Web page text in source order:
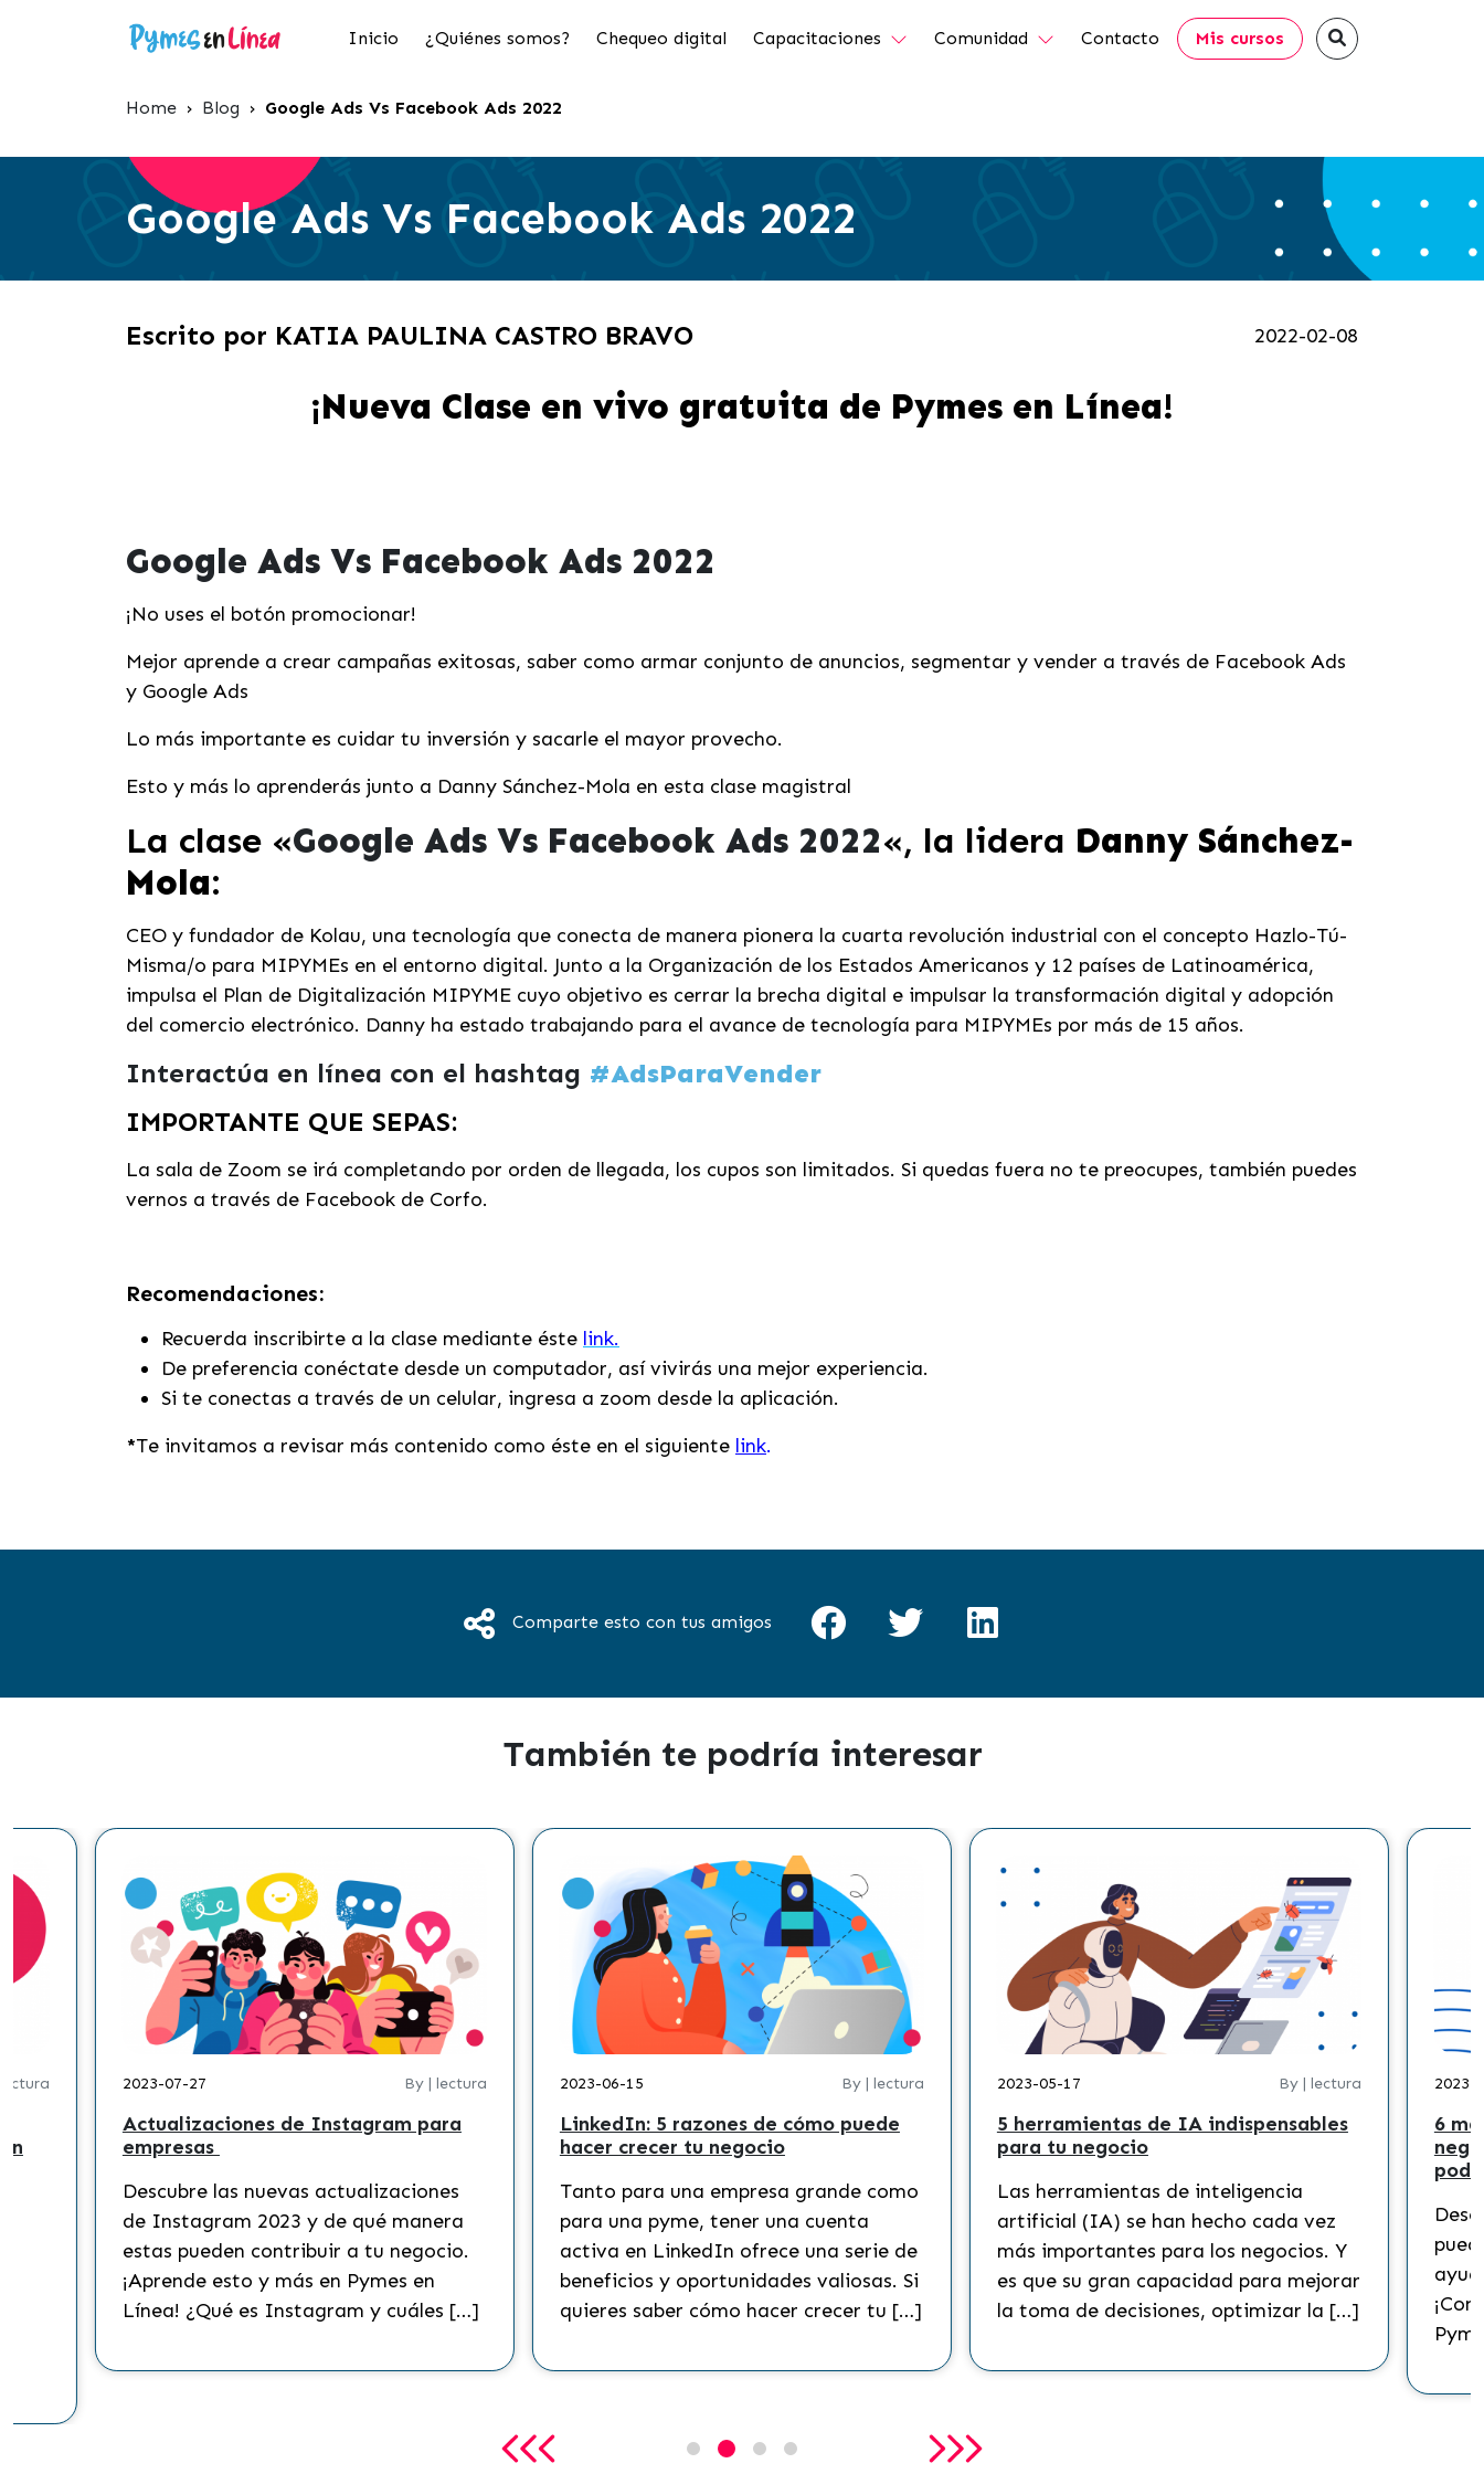
Inicio ¿Quiénes somos? Chequeo digital Capacitaciones Comunidad Contacto Mis cursos
Home › Blog › Google Ads Vs Facebook Ads 2022
Google Ads Vs Facebook Ads 2022
Escrito por KATIA PAULINA CASTRO BRAVO 2022-02-08
¡Nueva Clase en vivo gratuita de Pymes en Línea!
Google Ads Vs Facebook Ads 2022
¡No uses el botón promocionar!
Mejor aprende a crear campañas exitosas, saber como armar conjunto de anuncios, segmentar y vender a través de Facebook Ads
y Google Ads
Lo más importante es cuidar tu inversión y sacarle el mayor provecho.
Esto y más lo aprenderás junto a Danny Sánchez-Mola en esta clase magistral
La clase «Google Ads Vs Facebook Ads 2022«, la lidera Danny Sánchez-
Mola:
CEO y fundador de Kolau, una tecnología que conecta de manera pionera la cuarta revolución industrial con el concepto Hazlo-Tú-
Misma/o para MIPYMEs en el entorno digital. Junto a la Organización de los Estados Americanos y 12 países de Latinoamérica,
impulsa el Plan de Digitalización MIPYME cuyo objetivo es cerrar la brecha digital e impulsar la transformación digital y adopción
del comercio electrónico. Danny ha estado trabajando para el avance de tecnología para MIPYMEs por más de 15 años.
Interactúa en línea con el hashtag #AdsParaVender
IMPORTANTE QUE SEPAS:
La sala de Zoom se irá completando por orden de llegada, los cupos son limitados. Si quedas fuera no te preocupes, también puedes
vernos a través de Facebook de Corfo.
Recomendaciones:
Recuerda inscribirte a la clase mediante éste link.
De preferencia conéctate desde un computador, así vivirás una mejor experiencia.
Si te conectas a través de un celular, ingresa a zoom desde la aplicación.
*Te invitamos a revisar más contenido como éste en el siguiente link.
Comparte esto con tus amigos
También te podría interesar
07-27
de Instagram para
las nuevas actualizaciones
2023 y de qué manera
pueden contribuir a tu negocio.
esto y más en Pymes en
¿Qué es Instagram y cuáles […]
2023-06-15
LinkedIn: 5 razones de cómo puede
hacer crecer tu negocio
Tanto para una empresa grande como
para una pyme, tener una cuenta
activa en LinkedIn ofrece una serie de
beneficios y oportunidades valiosas. Si
quieres saber cómo hacer crecer tu […]
2023-05-17
5 herramientas de IA indispensables
Las herramientas de inteligencia
artificial (IA) se han hecho cada vez
más importantes para los negocios. Y
es que su gran capacidad para mejorar
la toma de decisiones, optimizar la […]
2023-04-19
6 maneras de usar
negocio ¿Por qué
podría ayudar a tu
Descubre de qué se
puedes hacer en tu
ayuda de la
¡Conoce más sobre el